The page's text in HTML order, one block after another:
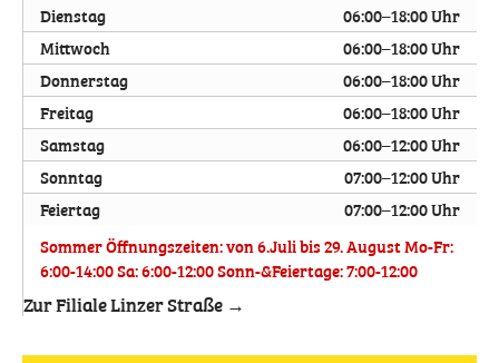
Dienstag
06:00–18:00 Uhr
Mittwoch
06:00–18:00 Uhr
Donnerstag
06:00–18:00 Uhr
Freitag
06:00–18:00 Uhr
Samstag
06:00–12:00 Uhr
Sonntag
07:00–12:00 Uhr
Feiertag
07:00–12:00 Uhr
Sommer Öffnungszeiten: von 6.Juli bis 29. August Mo-Fr:
6:00-14:00 Sa: 6:00-12:00 Sonn-&Feiertage: 7:00-12:00
Zur Filiale Linzer Straße →